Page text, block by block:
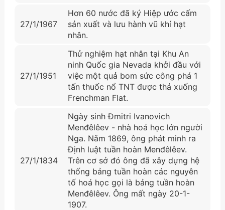
27/1/1967
Hơn 60 nước đã ký Hiệp ước cấm
sản xuất và lưu hành vũ khí hạt
nhân.
27/1/1951
Thử nghiệm hạt nhân tại Khu An
ninh Quốc gia Nevada khởi đầu với
việc một quả bom sức công phá 1
tấn thuốc nổ TNT được thả xuống
Frenchman Flat.
27/1/1834
Ngày sinh Đmitri Ivanovich
Menđêlêev - nhà hoá học lớn người
Nga. Nǎm 1869, ông phát minh ra
Định luật tuần hoàn Menđêlêev.
Trên cơ sở đó ông đã xây dựng hệ
thống bảng tuần hoàn các nguyên
tố hoá học gọi là bảng tuần hoàn
Menđêlêev. Ông mất ngày 20-1-
1907.